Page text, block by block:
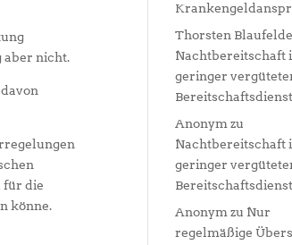
aber nicht.
für die
könne.
Thorsten
Nachtbereitschaft
geringer
Bereitschaftsdienst
Anonym zu
Nachtbereitschaft
geringer
Bereitschaftsdienst
Anonym zu Nur
regelmäßige